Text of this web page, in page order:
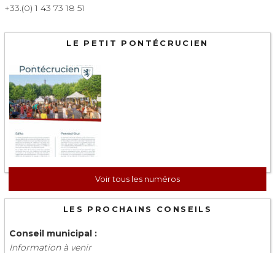
+33.(0) 1 43 73 18 51
LE PETIT PONTÉCRUCIEN
Voir tous les numéros
LES PROCHAINS CONSEILS
Conseil municipal :
Information à venir